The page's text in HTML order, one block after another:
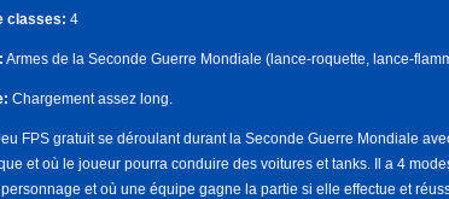
classes: 4
Armes de la Seconde Guerre Mondiale (lance-roquette, lance-
Chargement assez long.
FPS gratuit se déroulant durant la Seconde Guerre Mondiale
et où le joueur pourra conduire des voitures et tanks. Il a 4
et où une équipe gagne la partie si elle effectue et